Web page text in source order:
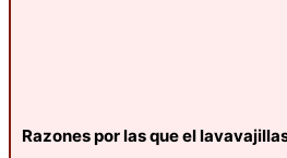
Razones por las que el